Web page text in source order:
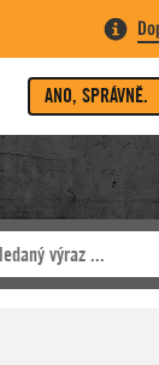
ANO, SPRÁVNĚ.